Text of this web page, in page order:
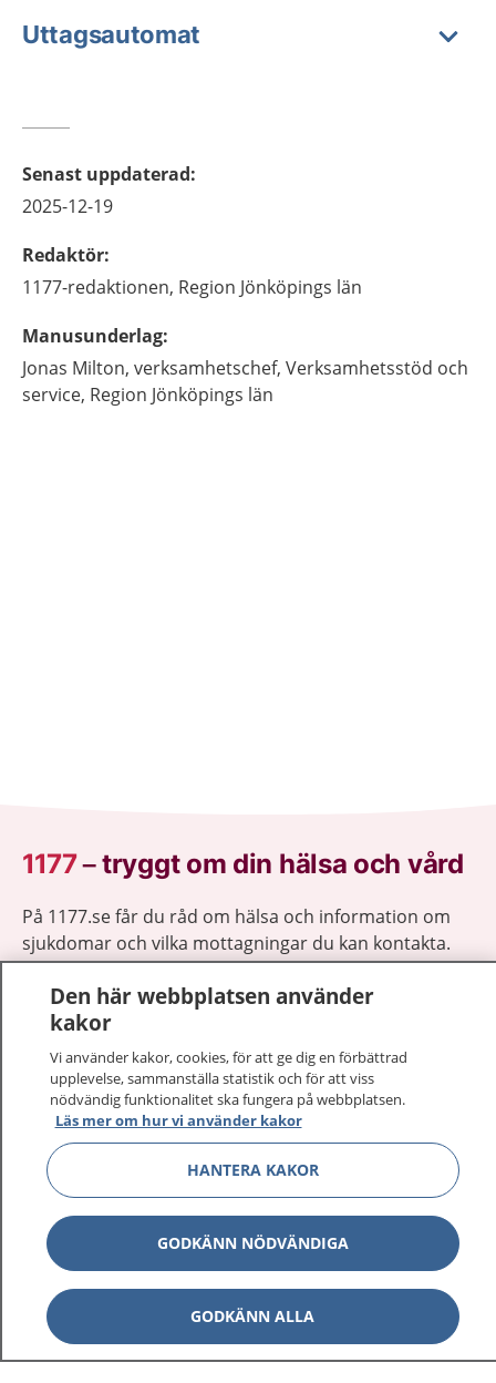
Uttagsautomat
Senast uppdaterad:
2025-12-19
Redaktör:
1177-redaktionen, Region Jönköpings län
Manusunderlag:
Jonas Milton, verksamhetschef, Verksamhetsstöd och
service, Region Jönköpings län
1177–tryggt om din hälsa och vård
På 1177.se får du råd om hälsa och information om
sjukdomar och vilka mottagningar du kan kontakta.
Logga in för att läsa din journal och göra dina
vårdärenden. Ring telefonnummer 1177 för
sjukvårdsrådgivning dygnet runt.
1177 ger dig råd när du vill må bättre.
1177 på flera språk Visa
Om 1177 Visa
Kontakt Visa
Den här webbplatsen använder
kakor
Vi använder kakor, cookies, för att ge dig en förbättrad
upplevelse, sammanställa statistik och för att viss
nödvändig funktionalitet ska fungera på webbplatsen.
Läs mer om hur vi använder kakor
HANTERA KAKOR
GODKÄNN NÖDVÄNDIGA
GODKÄNN ALLA